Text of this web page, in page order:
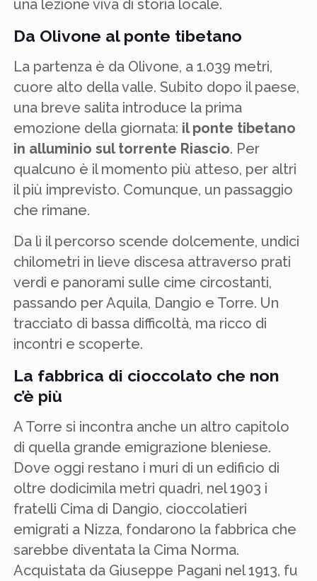
una lezione viva di storia locale.
Da Olivone al ponte tibetano
La partenza è da Olivone, a 1.039 metri,
cuore alto della valle. Subito dopo il paese,
una breve salita introduce la prima
emozione della giornata: il ponte tibetano
in alluminio sul torrente Riascio. Per
qualcuno è il momento più atteso, per altri
il più imprevisto. Comunque, un passaggio
che rimane.
Da lì il percorso scende dolcemente, undici
chilometri in lieve discesa attraverso prati
verdi e panorami sulle cime circostanti,
passando per Aquila, Dangio e Torre. Un
tracciato di bassa difficoltà, ma ricco di
incontri e scoperte.
La fabbrica di cioccolato che non
c’è più
A Torre si incontra anche un altro capitolo
di quella grande emigrazione bleniese.
Dove oggi restano i muri di un edificio di
oltre dodicimila metri quadri, nel 1903 i
fratelli Cima di Dangio, cioccolatieri
emigrati a Nizza, fondarono la fabbrica che
sarebbe diventata la Cima Norma.
Acquistata da Giuseppe Pagani nel 1913, fu